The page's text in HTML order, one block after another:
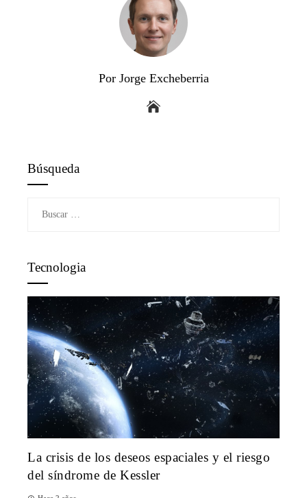
Por Jorge Excheberria
Búsqueda
Tecnologia
La crisis de los deseos espaciales y el riesgo
del síndrome de Kessler